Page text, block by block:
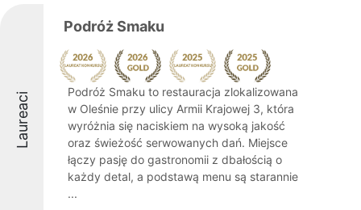
Laureaci
Podróż Smaku
Podróż Smaku to restauracja zlokalizowana
w Oleśnie przy ulicy Armii Krajowej 3, która
wyróżnia się naciskiem na wysoką jakość
oraz świeżość serwowanych dań. Miejsce
łączy pasję do gastronomii z dbałością o
każdy detal, a podstawą menu są starannie
...